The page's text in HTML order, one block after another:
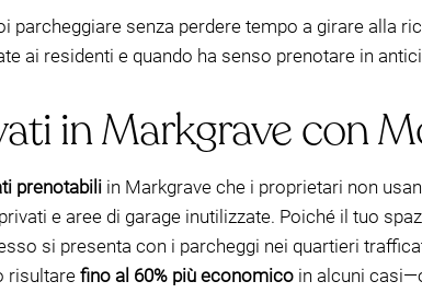
parcheggiare senza perdere tempo a girare alla
ai residenti e quando ha senso prenotare in
in Markgrave con
prenotabili in Markgrave che i proprietari non
e aree di garage inutilizzate. Poiché il tuo
si presenta con i parcheggi nei quartieri
risultare fino al 60% più economico in alcuni